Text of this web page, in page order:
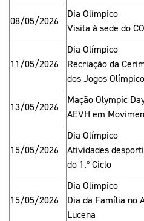
08/05/2026
Dia Olímpico
Visita à sede do
11/05/2026
Dia Olímpico
Recriação da
dos Jogos
13/05/2026
Mação Olympic
AEVH em
15/05/2026
Dia Olímpico
Atividades
do 1.º Ciclo
15/05/2026
Dia Olímpico
Dia da Família no
Lucena